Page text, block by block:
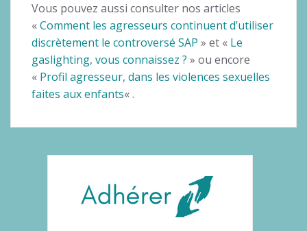
Vous pouvez aussi consulter nos articles
«Comment les agresseurs continuent d’utiliser
discrètement le controversé SAP » et « Le
gaslighting, vous connaissez ? » ou encore
« Profil agresseur, dans les violences sexuelles
faites aux enfants« .